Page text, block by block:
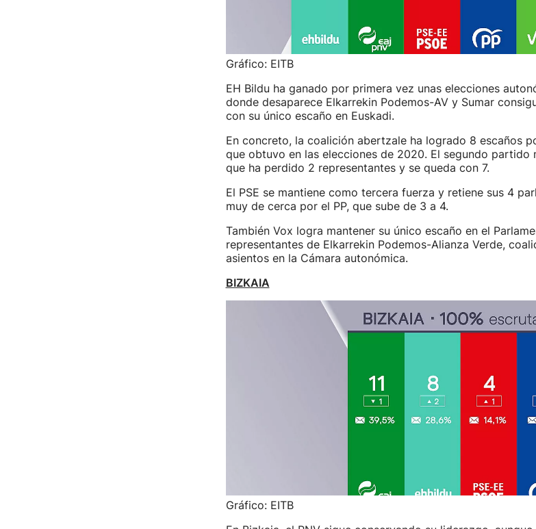
Gráfico: EITB
EH Bildu ha ganado por primera vez unas elecciones
donde desaparece Elkarrekin Podemos-AV y Sumar
con su único escaño en Euskadi.
En concreto, la coalición abertzale ha logrado 8 escaños
que obtuvo en las elecciones de 2020. El segundo partido
que ha perdido 2 representantes y se queda con 7.
El PSE se mantiene como tercera fuerza y retiene sus 4
muy de cerca por el PP, que sube de 3 a 4.
También Vox logra mantener su único escaño en el
representantes de Elkarrekin Podemos-Alianza Verde,
asientos en la Cámara autonómica.
BIZKAIA
Gráfico: EITB